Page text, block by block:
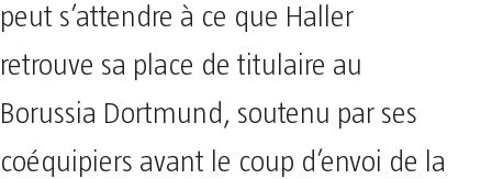
peut s’attendre à ce que Haller
retrouve sa place de titulaire au
Borussia Dortmund, soutenu par ses
coéquipiers avant le coup d’envoi de la